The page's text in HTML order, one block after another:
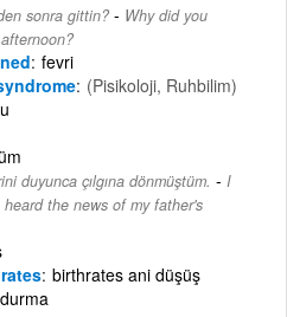
sonra gittin? - Why did you
fevri
(Pisikoloji, Ruhbilim)
duyunca çılgına dönmüştüm. - I
the news of my father's
birthrates ani düşüş